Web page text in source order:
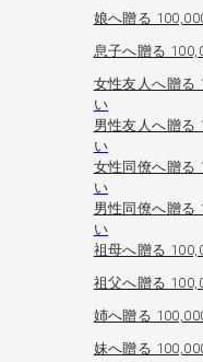
娘へ贈る
息子へ贈る
女性友人へ贈る
い
男性友人へ贈る
い
女性同僚へ贈る
い
男性同僚へ贈る
い
祖母へ贈る
祖父へ贈る
姉へ贈る
妹へ贈る